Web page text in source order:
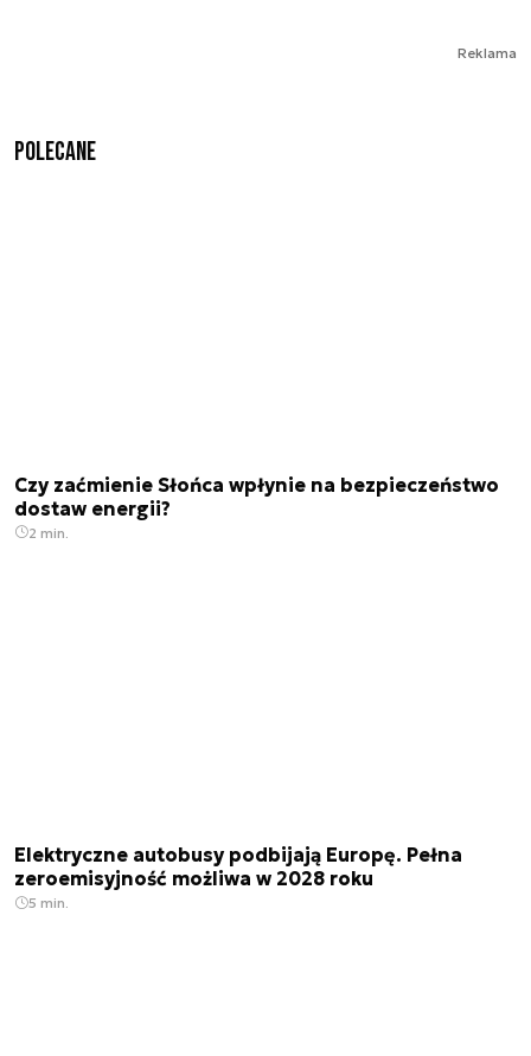
Reklama
Polecane
Czy zaćmienie Słońca wpłynie na bezpieczeństwo
dostaw energii?
2 min.
Elektryczne autobusy podbijają Europę. Pełna
zeroemisyjność możliwa w 2028 roku
5 min.